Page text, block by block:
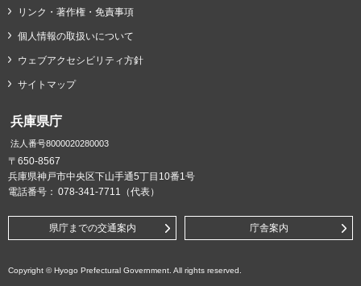
リンク・著作権・免責事項
個人情報の取扱いについて
ウェブアクセシビリティ方針
サイトマップ
兵庫県庁
法人番号8000020280003
〒650-8567
兵庫県神戸市中央区下山手通5丁目10番1号
電話番号： 078-341-7711（代表）
県庁までの交通案内 庁舎案内
Copyright © Hyogo Prefectural Government. All rights reserved.